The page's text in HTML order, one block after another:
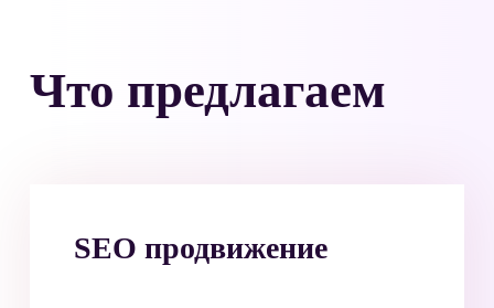
Что предлагаем
SEO продвижение